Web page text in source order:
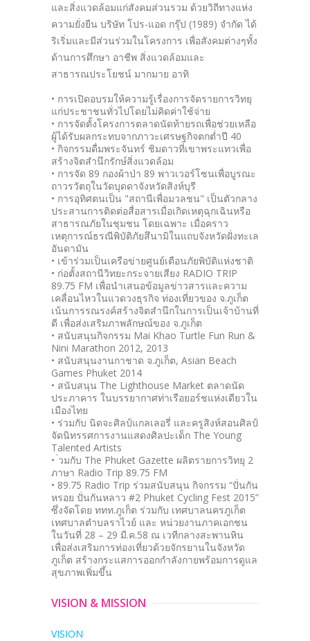
และสิ่งแวดล้อมแก่สังคมส่วนรวม ด้วยวิถีทางแห่ง
ความยั่งยืน บริษัท โปร-แอด กรุ๊ป (1989) จำกัด ได้
ริเริ่มและมีส่วนร่วมในโครงการ เพื่อสังคมต่างๆทั้ง
ด้านการศึกษา อาชีพ สิ่งแวดล้อมและ
สาธารณประโยชน์ มากมาย อาทิ
• การเปิดอบรมให้ความรู้เรื่องการจัดรายการวิทยุ
แก่ประชาชนทั่วไปโดยไม่คิดค่าใช้จ่าย
• การจัดตั้งโครงการตลาดนัดท้ายรถเพื่อช่วยเหลือ
ผู้ได้รับผลกระทบจากภาวะเศรษฐกิจตกต่ำปี 40
• กิจกรรมดื่มพระจันทร์ ชิมดาวที่เขาพระแทวเพื่อ
สร้างจิตสำนึกรักษ์สิ่งแวดล้อม
• การจัด 89 กองผ้าป่า 89 พาวเวอร์โซนเพื่อบูรณะ
ถาวรวัตถุในวัดบุดดาจังหวัดสิงห์บุรี
• การอุทิศตนเป็น "สถานีเพื่อมวลชน" เป็นตัวกลาง
ประสานการติดต่อสื่อสารเมื่อเกิดเหตุฉุกเฉินหรือ
สาธารณภัยในชุมชน โดยเฉพาะ เมื่อคราว
เหตุการณ์ธรณีพิบัติภัยสึนามิในแถบจังหวัดฝั่งทะเล
อันดามัน
• เข้าร่วมเป็นเครือข่ายศูนย์เตือนภัยพิบัติแห่งชาติ
• ก่อตั้งสถานีวิทยะกระจายเสียง RADIO TRIP
89.75 FM เพื่อนำเสนอข้อมูลข่าวสารและความ
เคลื่อนไหวในแวดวงธุรกิจ ท่องเที่ยวของ จ.ภูเก็ต
เน้นการรณรงค์สร้างจิตสำนึกในการเป็นเจ้าบ้านที่
ดี เพื่อส่งเสริมภาพลักษณ์ของ จ.ภูเก็ต
• สนับสนุนกิจกรรม Mai Khao Turtle Fun Run &
Nini Marathon 2012, 2013
• สนับสนุนงานกาชาด จ.ภูเก็ต, Asian Beach
Games Phuket 2014
• สนับสนุน The Lighthouse Market ตลาดนัด
ประภาคาร ในบรรยากาศท่าเรือยอร์ชแห่งเดียวใน
เมืองไทย
• ร่วมกับ นิดจะศิลป์แกลเลอรี่ และครูสิงห์สอนศิลป์
จัดนิทรรศการงานแสดงศิลปะเด็ก The Young
Talented Artists
• ่วมกับ The Phuket Gazette ผลิตรายการวิทยุ 2
ภาษา Radio Trip 89.75 FM
• 89.75 Radio Trip ร่วมสนับสนุน กิจกรรม “ปั่นกัน
หรอย ปั่นกันหลาว #2 Phuket Cycling Fest 2015”
ซึ่งจัดโดย ททท.ภูเก็ต ร่วมกับ เทศบาลนครภูเก็ต
เทศบาลตำบลราไวย์ และ หน่วยงานภาคเอกชน
ในวันที่ 28 – 29 มี.ค.58 ณ เวทีกลางสะพานหิน
เพื่อส่งเสริมการท่องเที่ยวด้วยจักรยานในจังหวัด
ภูเก็ต สร้างกระแสการออกกำลังกายพร้อมการดูแล
สุขภาพเพิ่มขึ้น
VISION & MISSION
VISION